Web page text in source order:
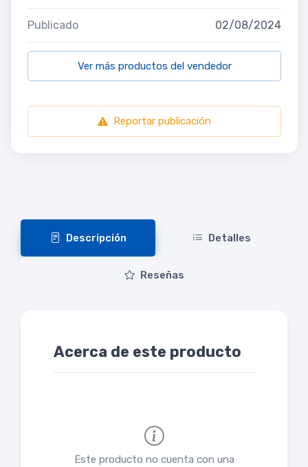
Publicado 02/08/2024
Ver más productos del vendedor
Reportar publicación
Descripción Detalles
Reseñas
Acerca de este producto
Este producto no cuenta con una